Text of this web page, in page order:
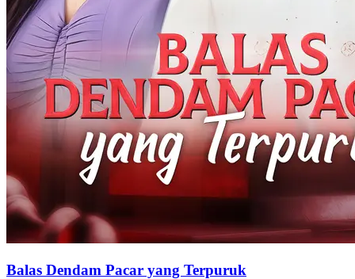
Balas Dendam Pacar yang Terpuruk